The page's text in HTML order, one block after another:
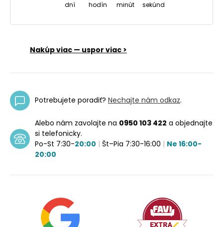
dní hodín minút sekúnd
Nakúp viac — uspor viac >
Potrebujete poradiť? Nechajte nám odkaz.
Alebo nám zavolajte na 0950 103 422 a objednajte
si telefonicky.
Po-St 7:30-20:00 | Št–Pia 7:30-16:00 | Ne 16:00-
20:00